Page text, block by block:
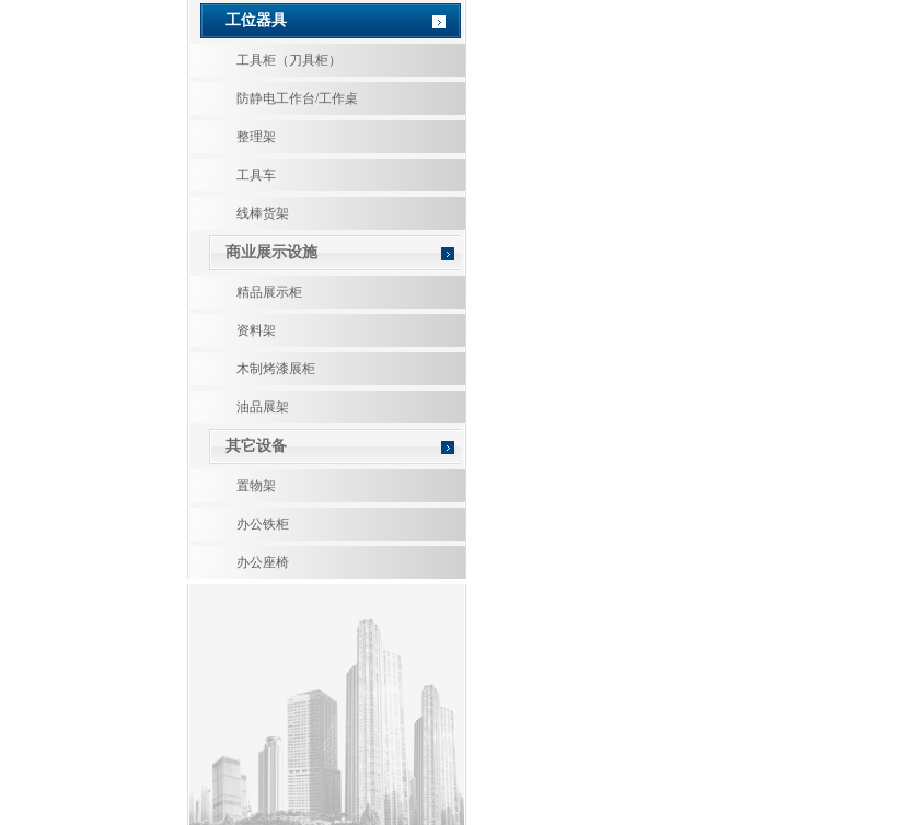
工位器具
工具柜（刀具柜）
防静电工作台/工作桌
整理架
工具车
线棒货架
商业展示设施
精品展示柜
资料架
木制烤漆展柜
油品展架
其它设备
置物架
办公铁柜
办公座椅